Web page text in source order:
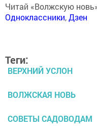
Читай «Волжскую
Одноклассники,Дзен
Теги:
ВЕРХНИЙ УСЛОН
ВОЛЖСКАЯ НОВЬ
СОВЕТЫ САДОВОДАМ